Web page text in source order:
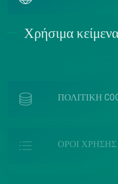
Χρήσιμα
ΠΟΛΙΤΙΚΗ
ΟΡΟΙ ΧΡΗΣΗΣ